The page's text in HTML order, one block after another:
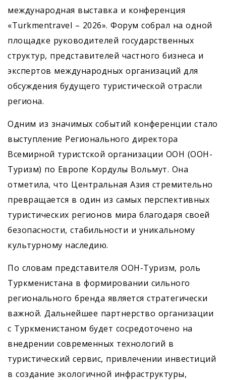
международная выставка и конференция
«Turkmentravel – 2026». Форум собрал на одной
площадке руководителей государственных
структур, представителей частного бизнеса и
экспертов международных организаций для
обсуждения будущего туристической отрасли
региона.
Одним из значимых событий конференции стало
выступление Регионального директора
Всемирной туристской организации ООН (ООН-
Туризм) по Европе Кордулы Вольмут. Она
отметила, что Центральная Азия стремительно
превращается в один из самых перспективных
туристических регионов мира благодаря своей
безопасности, стабильности и уникальному
культурному наследию.
По словам представителя ООН-Туризм, роль
Туркменистана в формировании сильного
регионального бренда является стратегически
важной. Дальнейшее партнерство организации
с Туркменистаном будет сосредоточено на
внедрении современных технологий в
туристический сервис, привлечении инвестиций
в создание экологичной инфраструктуры,